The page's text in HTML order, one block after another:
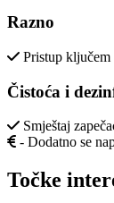
Razno
Pristup ključem
Čistoća i
Smještaj
- Dodatno se
Točke